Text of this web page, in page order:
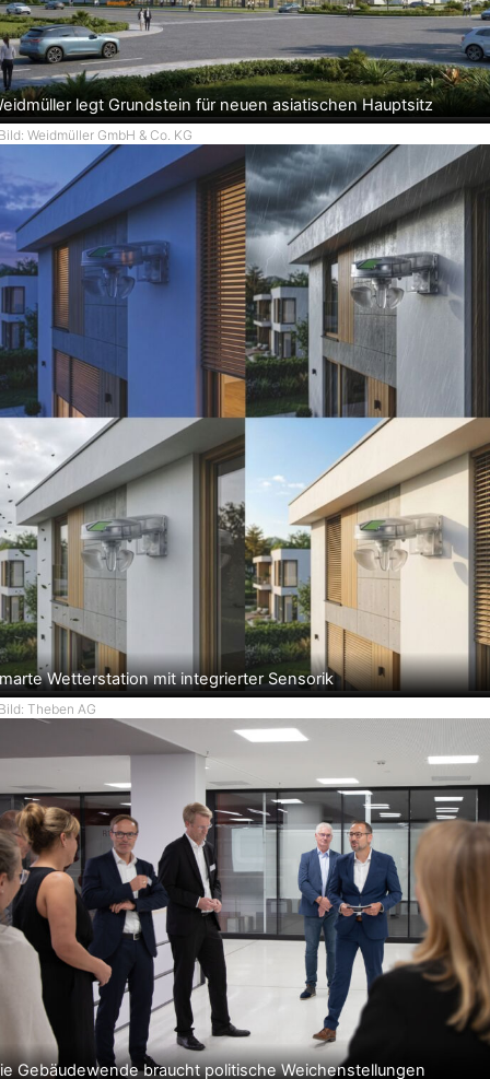
legt Grundstein für neuen asiatischen Hauptsitz
Weidmüller GmbH & Co. KG
Wetterstation mit integrierter Sensorik
Theben AG
Gebäudewende braucht politische Weichenstellungen